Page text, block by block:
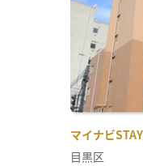
マイナビ
目黒区